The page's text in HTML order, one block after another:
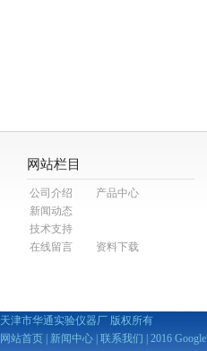
网站栏目
公司介绍
产品中心
新闻动态
技术支持
在线留言
资料下载
天津市华通实验仪器厂 版权所有
网站首页
新闻中心 联系我们 | 2016